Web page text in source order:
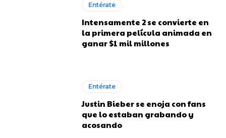
Entérate
Intensamente 2 se convierte en
la primera película animada en
ganar $1 mil millones
Entérate
Justin Bieber se enoja con fans
que lo estaban grabando y
acosando